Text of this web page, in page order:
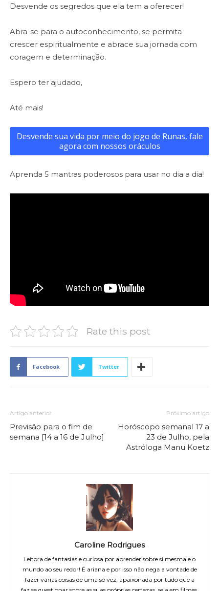
Desvende os segredos que ela tem a oferecer!
Abra-se para o autoconhecimento, se permita
crescer espiritualmente e abrace sua jornada com
coragem e determinação.
Espero ter ajudado,
Até mais!
Desvende sua vida por meio do jogo de Runas, fale
agora com nossos oráculos
Aprenda 5 mantras poderosos para usar no dia a dia!
Rate this post
Facebook Twitter
Artigo anterior
Previsão para o fim de
semana [14 a 16 de Julho]
Próximo artigo
Horóscopo semanal 17 a
23 de Julho, pela
Astróloga Manu Koetz
Caroline Rodrigues
Leitora de fantasias e curiosa por aprender sobre si mesma e o
mundo ao seu redor! É ariana e por isso não nega a vontade de
fazer várias coisas de uma só vez, apaixonada por tudo que a